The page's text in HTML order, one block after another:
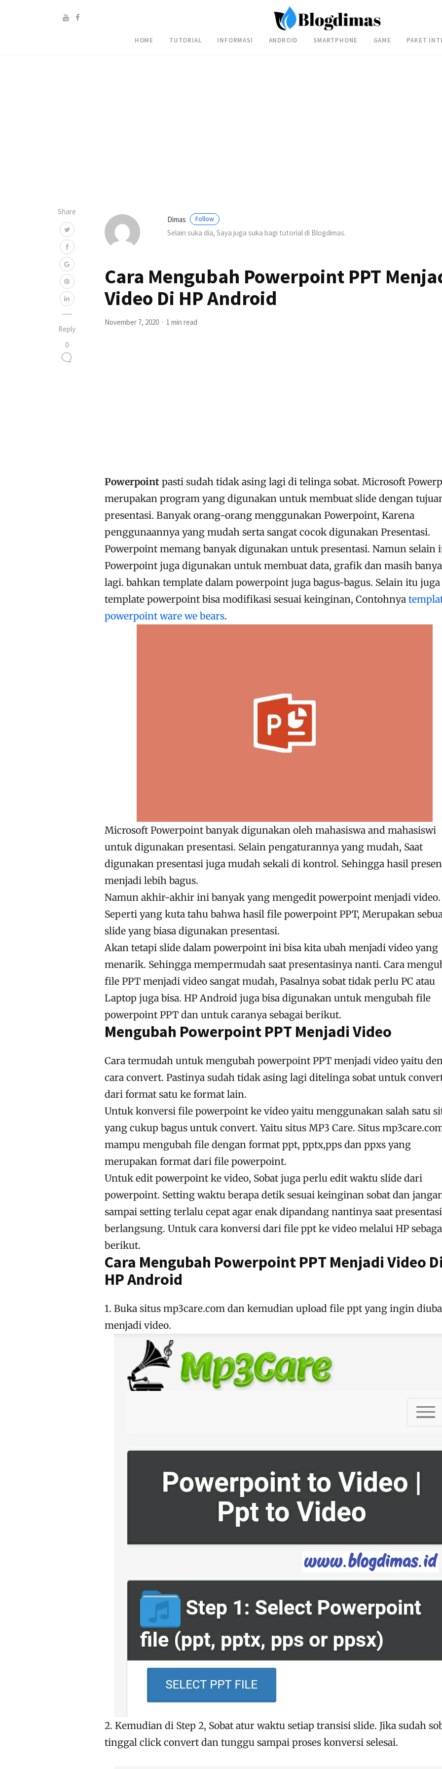
HOME TUTORIAL INFORMASI ANDROID SMARTPHONE GAME PAKET
Share
Reply
0
Dimas Follow
Selain suka dia, Saya juga suka bagi tutorial di Blogdimas.
Cara Mengubah Powerpoint PPT
Video Di HP Android
November 7, 2020 1 min read
Powerpoint pasti sudah tidak asing lagi di telinga sobat. Microsoft
merupakan program yang digunakan untuk membuat slide dengan
presentasi. Banyak orang-orang menggunakan Powerpoint, Karena
penggunaannya yang mudah serta sangat cocok digunakan Presentasi.
Powerpoint memang banyak digunakan untuk presentasi. Namun selain
Powerpoint juga digunakan untuk membuat data, grafik dan masih
lagi. bahkan template dalam powerpoint juga bagus-bagus. Selain itu juga
template powerpoint bisa modifikasi sesuai keinginan, Contohnya
powerpoint ware we bears.
Microsoft Powerpoint banyak digunakan oleh mahasiswa and mahasiswi
untuk digunakan presentasi. Selain pengaturannya yang mudah, Saat
digunakan presentasi juga mudah sekali di kontrol. Sehingga hasil
menjadi lebih bagus.
Namun akhir-akhir ini banyak yang mengedit powerpoint menjadi video.
Seperti yang kuta tahu bahwa hasil file powerpoint PPT, Merupakan
slide yang biasa digunakan presentasi.
Akan tetapi slide dalam powerpoint ini bisa kita ubah menjadi video yang
menarik. Sehingga mempermudah saat presentasinya nanti. Cara
file PPT menjadi video sangat mudah, Pasalnya sobat tidak perlu PC atau
Laptop juga bisa. HP Android juga bisa digunakan untuk mengubah file
powerpoint PPT dan untuk caranya sebagai berikut.
Mengubah Powerpoint PPT Menjadi Video
Cara termudah untuk mengubah powerpoint PPT menjadi video yaitu
cara convert. Pastinya sudah tidak asing lagi ditelinga sobat untuk
dari format satu ke format lain.
Untuk konversi file powerpoint ke video yaitu menggunakan salah satu
yang cukup bagus untuk convert. Yaitu situs MP3 Care. Situs
mampu mengubah file dengan format ppt, pptx,pps dan ppxs yang
merupakan format dari file powerpoint.
Untuk edit powerpoint ke video, Sobat juga perlu edit waktu slide dari
powerpoint. Setting waktu berapa detik sesuai keinginan sobat dan
sampai setting terlalu cepat agar enak dipandang nantinya saat presentasi
berlangsung. Untuk cara konversi dari file ppt ke video melalui HP
berikut.
Cara Mengubah Powerpoint PPT Menjadi Video
HP Android
1. Buka situs mp3care.com dan kemudian upload file ppt yang ingin
menjadi video.
2. Kemudian di Step 2, Sobat atur waktu setiap transisi slide. Jika sudah
tinggal click convert dan tunggu sampai proses konversi selesai.